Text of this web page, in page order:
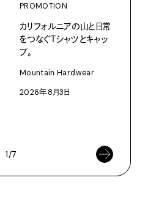
PROMOTION
カリフォルニアの山と日常
をつなぐＴシャツとキャッ
プ。
Mountain Hardwear
2026年8月3日
1/7